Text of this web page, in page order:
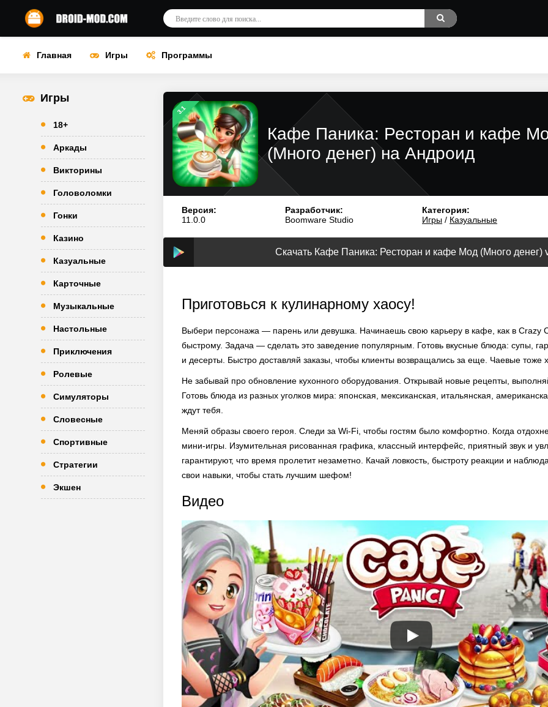
Главная Игры Программы
Игры
18+
Аркады
Викторины
Головоломки
Гонки
Казино
Казуальные
Карточные
Музыкальные
Настольные
Приключения
Ролевые
Симуляторы
Словесные
Спортивные
Стратегии
Экшен
3.1
Кафе Паника: Ресторан и кафе
(Много денег) на Андроид
Версия:
11.0.0
Разработчик:
Boomware Studio
Категория:
Игры / Казуальные
Скачать Кафе Паника: Ресторан и кафе Мод (Много денег)
Приготовься к кулинарному хаосу!
Выбери персонажа — парень или девушка. Начинаешь свою карьеру в кафе, как в Crazy
быстрому. Задача — сделать это заведение популярным. Готовь вкусные блюда: супы,
и десерты. Быстро доставляй заказы, чтобы клиенты возвращались за еще. Чаевые тоже
Не забывай про обновление кухонного оборудования. Открывай новые рецепты,
Готовь блюда из разных уголков мира: японская, мексиканская, итальянская,
ждут тебя.
Меняй образы своего героя. Следи за Wi-Fi, чтобы гостям было комфортно. Когда
мини-игры. Изумительная рисованная графика, классный интерфейс, приятный звук и
гарантируют, что время пролетит незаметно. Качай ловкость, быстроту реакции и
свои навыки, чтобы стать лучшим шефом!
Видео